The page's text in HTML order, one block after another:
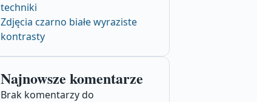
techniki
Zdjęcia czarno białe wyraziste
kontrasty
Najnowsze komentarze
Brak komentarzy do